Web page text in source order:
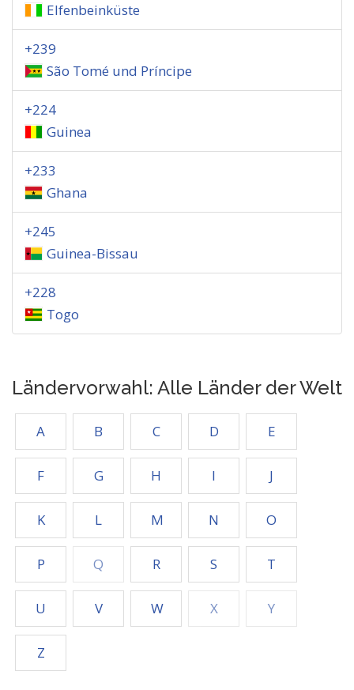
Elfenbeinküste
+239
São Tomé und Príncipe
+224
Guinea
+233
Ghana
+245
Guinea-Bissau
+228
Togo
Ländervorwahl: Alle Länder der Welt
A B C D E
F G H I J
K L M N O
P Q R S T
U V W X Y
Z